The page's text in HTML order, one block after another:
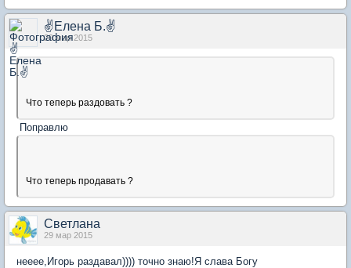
✌Елена Б.✌
29 мар 2015
Что теперь раздовать ?
Поправлю
Что теперь продавать ?
Светлана
29 мар 2015
нееее,Игорь раздавал)))) точно знаю!Я слава Богу